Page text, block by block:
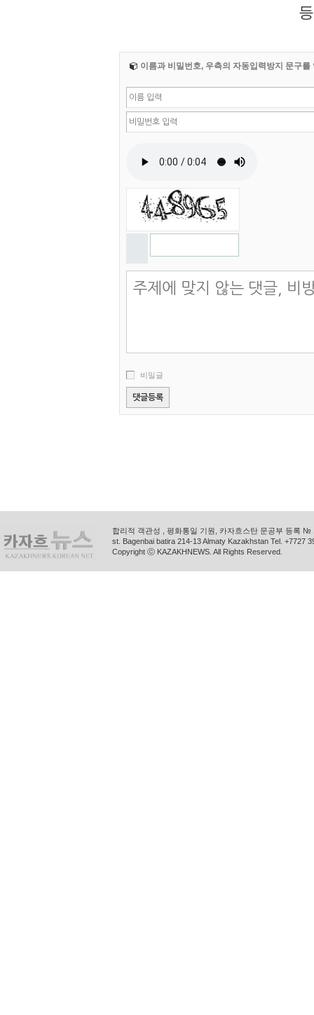
이름과 비밀번호, 우측의 자동입력방지 문구를
비밀글
합리적 객관성 , 평화통일 기원, 카자흐스탄 문공부 등록
st. Bagenbai batira 214-13 Almaty Kazakhstan Tel. +7727
Copyright ⓒ KAZAKHNEWS. All Rights Reserved.